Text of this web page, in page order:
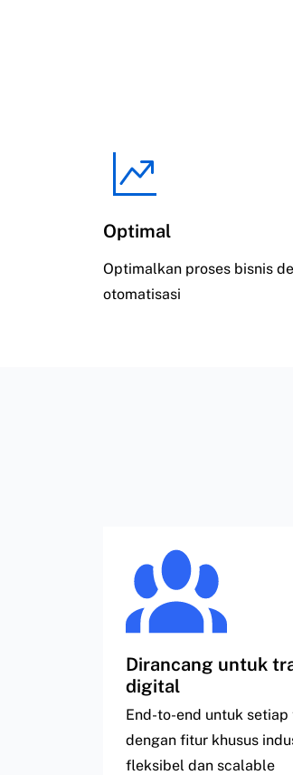
Optimal
Optimalkan proses bisnis
otomatisasi
Dirancang untuk
digital
End-to-end untuk
dengan fitur khusus
fleksibel dan scalable